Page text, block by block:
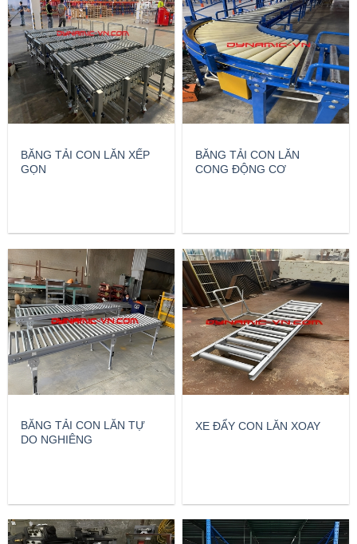
BĂNG TẢI CON LĂN XẾP
GỌN
BĂNG TẢI CON LĂN
CONG ĐỘNG CƠ
BĂNG TẢI CON LĂN TỰ
DO NGHIÊNG
XE ĐẨY CON LĂN XOAY